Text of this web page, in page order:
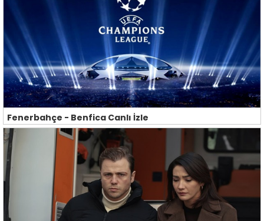
Fenerbahçe - Benfica Canlı İzle